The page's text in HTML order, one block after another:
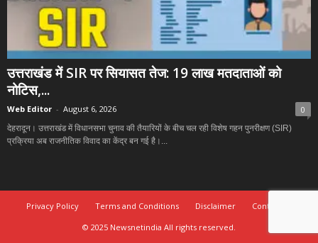
उत्तराखंड में SIR पर सियासत तेज: 19 लाख मतदाताओं को
नोटिस,...
Web Editor - August 6, 2026 0
देहरादून। उत्तराखंड में विधानसभा चुनाव की तैयारियों के बीच चल रही विशेष गहन पुनरीक्षण (SIR)
प्रक्रिया अब राजनीतिक विवाद का केंद्र बन गई है।...
Privacy Policy Terms and Conditions Disclaimer
Contact Us
© 2025 Newsnetindia All rights reserved.